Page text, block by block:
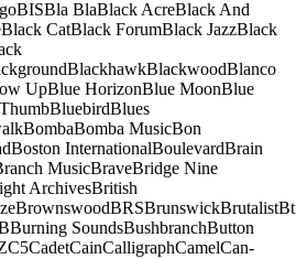
BISBla BlaBlack AcreBlack And
Black CatBlack ForumBlack JazzBlack
BlackhawkBlackwoodBlanco
UpBlue HorizonBlue MoonBlue
BluebirdBlues
BombaBomba MusicBon
Boston InternationalBoulevardBrain
MusicBraveBridge Nine
ArchivesBritish
BrownswoodBRSBrunswickBrutalist
Burning SoundsBushbranchButton
C5CadetCainCalligraphCamelCan-